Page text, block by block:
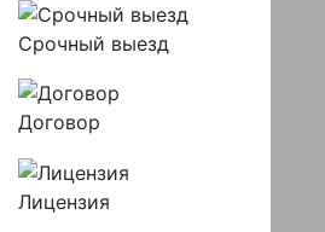
Срочный выезд
Договор
Лицензия